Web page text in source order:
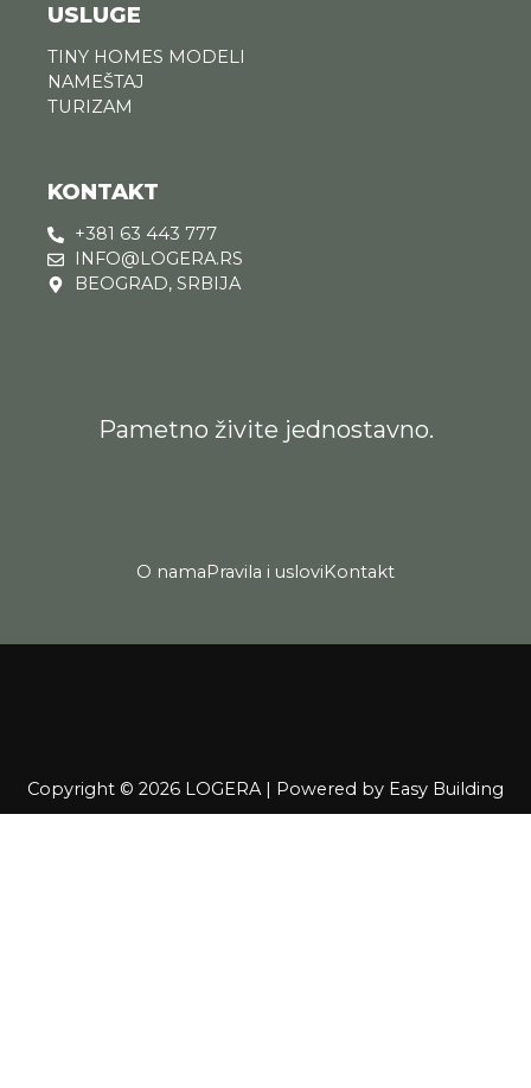
USLUGE
TINY HOMES MODELI
NAMEŠTAJ
TURIZAM
KONTAKT
+381 63 443 777
INFO@LOGERA.RS
BEOGRAD, SRBIJA
Pametno živite jednostavno.
O namaPravila i usloviKontakt
Copyright © 2026 LOGERA | Powered by Easy Building